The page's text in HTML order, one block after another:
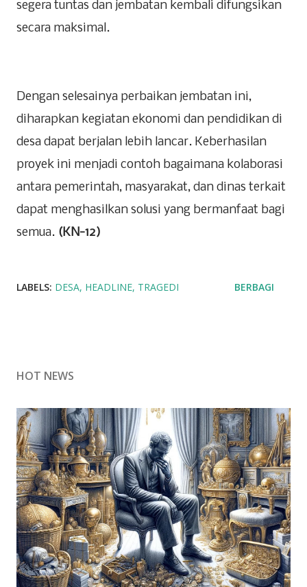
segera tuntas dan jembatan kembali difungsikan
secara maksimal.
Dengan selesainya perbaikan jembatan ini,
diharapkan kegiatan ekonomi dan pendidikan di
desa dapat berjalan lebih lancar. Keberhasilan
proyek ini menjadi contoh bagaimana kolaborasi
antara pemerintah, masyarakat, dan dinas terkait
dapat menghasilkan solusi yang bermanfaat bagi
semua. (KN-12)
LABELS: DESA HEADLINE TRAGEDI BERBAGI
HOT NEWS